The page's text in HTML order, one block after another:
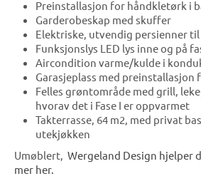
Preinstallasjon for håndkletørk i
Garderobeskap med skuffer
Elektriske, utvendig persienner
Funksjonslys LED lys inne og på
Aircondition varme/kulde i
Garasjeplass med preinstallasjon
Felles grøntområde med grill,
hvorav det i Fase I er oppvarmet
Takterrasse, 64 m2, med privat
utekjøkken
Umøblert, Wergeland Design hjelper
mer her.